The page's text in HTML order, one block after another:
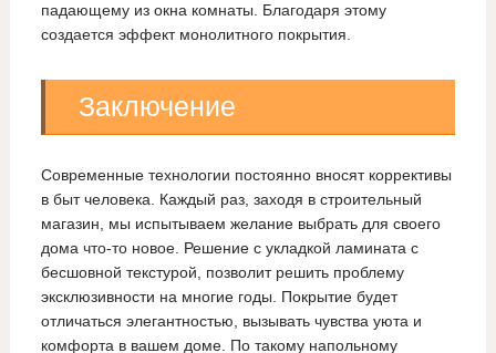
падающему из окна комнаты. Благодаря этому
создается эффект монолитного покрытия.
Заключение
Современные технологии постоянно вносят коррективы
в быт человека. Каждый раз, заходя в строительный
магазин, мы испытываем желание выбрать для своего
дома что-то новое. Решение с укладкой ламината с
бесшовной текстурой, позволит решить проблему
эксклюзивности на многие годы. Покрытие будет
отличаться элегантностью, вызывать чувства уюта и
комфорта в вашем доме. По такому напольному